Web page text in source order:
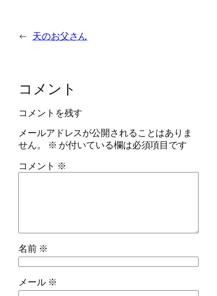
← 天のお父さん
コメント
コメントを残す
メールアドレスが公開されることはありま
せん。
※ が付いている欄は必須項目です
コメント ※
名前 ※
メール ※